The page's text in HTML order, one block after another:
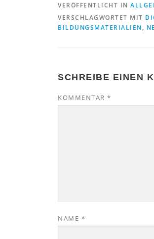
VERÖFFENTLICHT IN
VERSCHLAGWORTET MIT
BILDUNGSMATERIALIEN,
SCHREIBE EINEN
KOMMENTAR *
NAME *